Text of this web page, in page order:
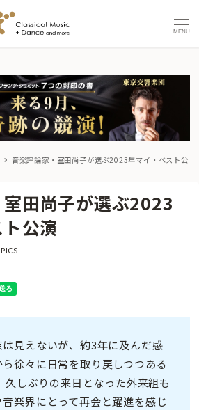
MENU
音楽評論家・室田尚子が選ぶ2023年マイ・ベスト公
田尚子が選ぶ2023
公演
ー
見えないが、約3年に及んだ感
徐々に日常を取り戻しつつある
久しぶりの来日となった外来組も
楽界にとって再会と躍進を感じ